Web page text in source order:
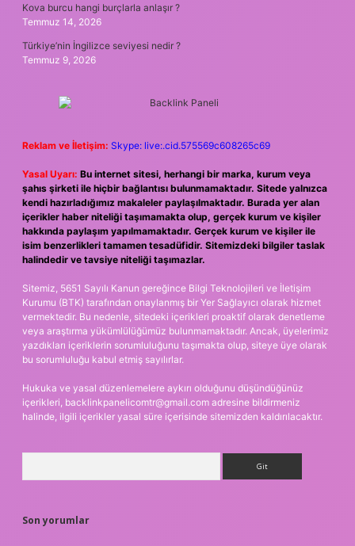
Kova burcu hangi burçlarla anlaşır ?
Temmuz 14, 2026
Türkiye’nin İngilizce seviyesi nedir ?
Temmuz 9, 2026
Reklam ve İletişim: Skype: live:.cid.575569c608265c69
Yasal Uyarı: Bu internet sitesi, herhangi bir marka, kurum veya
şahıs şirketi ile hiçbir bağlantısı bulunmamaktadır. Sitede yalnızca
kendi hazırladığımız makaleler paylaşılmaktadır. Burada yer alan
içerikler haber niteliği taşımamakta olup, gerçek kurum ve kişiler
hakkında paylaşım yapılmamaktadır. Gerçek kurum ve kişiler ile
isim benzerlikleri tamamen tesadüfidir. Sitemizdeki bilgiler taslak
halindedir ve tavsiye niteliği taşımazlar.
Sitemiz, 5651 Sayılı Kanun gereğince Bilgi Teknolojileri ve İletişim
Kurumu (BTK) tarafından onaylanmış bir Yer Sağlayıcı olarak hizmet
vermektedir. Bu nedenle, sitedeki içerikleri proaktif olarak denetleme
veya araştırma yükümlülüğümüz bulunmamaktadır. Ancak, üyelerimiz
yazdıkları içeriklerin sorumluluğunu taşımakta olup, siteye üye olarak
bu sorumluluğu kabul etmiş sayılırlar.
Hukuka ve yasal düzenlemelere aykırı olduğunu düşündüğünüz
içerikleri, backlinkpanelicomtr@gmail.com adresine bildirmeniz
halinde, ilgili içerikler yasal süre içerisinde sitemizden kaldırılacaktır.
Son yorumlar